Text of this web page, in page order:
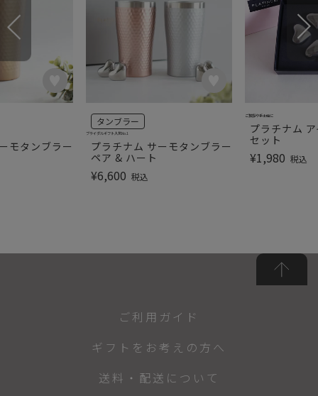
モタンブラー
プラチナム サーモタンブラー
ペア & ハート
タンブラー
¥6,600 税込
ブライダルギフト人気No.1
プラチナム
セット
¥1,980 税込
ご挨拶や手土産に
ご利用ガイド
ギフトをお考えの方へ
送料・配送について